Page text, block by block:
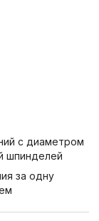
с диаметром
шпинделей
за одну